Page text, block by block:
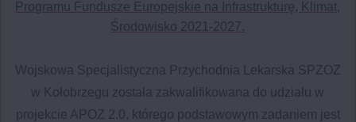
Programu Fundusze Europejskie na Infrastrukturę, Klimat,
Środowisko 2021-2027.
Wojskowa Specjalistyczna Przychodnia Lekarska SPZOZ
w Kołobrzegu została zakwalifikowana do udziału w
projekcie APOZ 2.0, którego podstawowym zadaniem jest